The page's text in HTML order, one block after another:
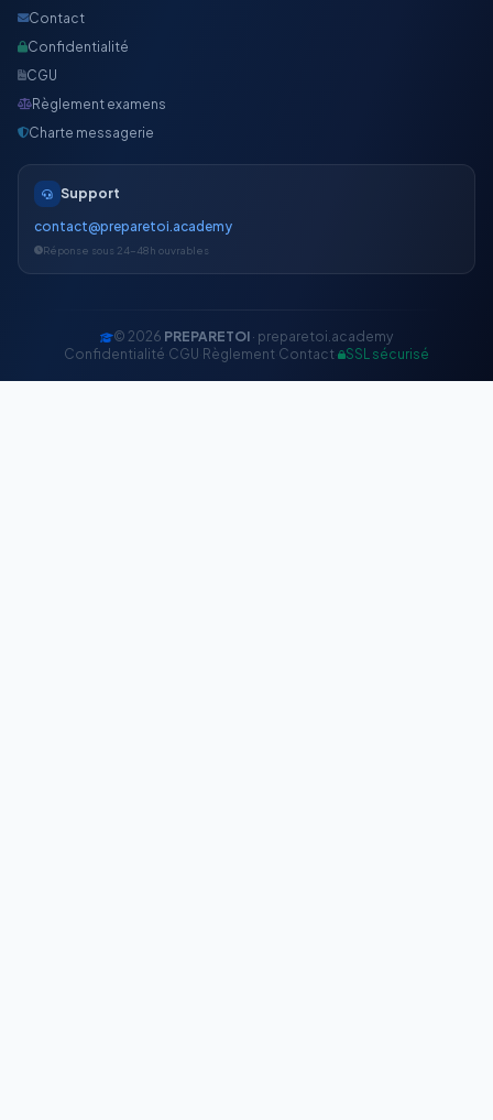
Contact
Confidentialité
CGU
Règlement examens
Charte messagerie
Support
contact@preparetoi.academy
Réponse sous 24-48h ouvrables
© 2026 PREPARETOI · preparetoi.academy
Confidentialité CGU Règlement Contact SSL sécurisé